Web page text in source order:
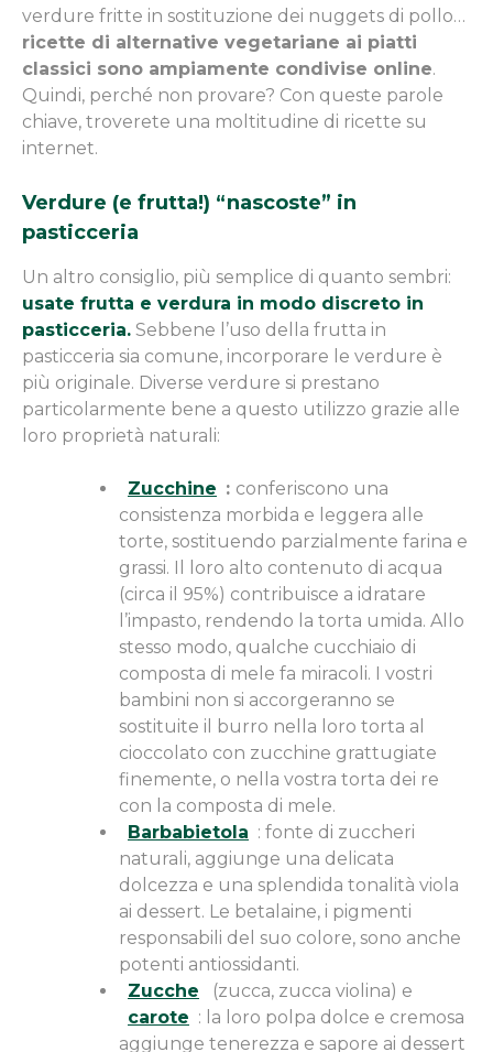
verdure fritte in sostituzione dei nuggets di pollo…
ricette di alternative vegetariane ai piatti
classici sono ampiamente condivise online.
Quindi, perché non provare? Con queste parole
chiave, troverete una moltitudine di ricette su
internet.
Verdure (e frutta!) “nascoste” in
pasticceria
Un altro consiglio, più semplice di quanto sembri:
usate frutta e verdura in modo discreto in
pasticceria. Sebbene l’uso della frutta in
pasticceria sia comune, incorporare le verdure è
più originale. Diverse verdure si prestano
particolarmente bene a questo utilizzo grazie alle
loro proprietà naturali:
Zucchine : conferiscono una
consistenza morbida e leggera alle
torte, sostituendo parzialmente farina e
grassi. Il loro alto contenuto di acqua
(circa il 95%) contribuisce a idratare
l’impasto, rendendo la torta umida. Allo
stesso modo, qualche cucchiaio di
composta di mele fa miracoli. I vostri
bambini non si accorgeranno se
sostituite il burro nella loro torta al
cioccolato con zucchine grattugiate
finemente, o nella vostra torta dei re
con la composta di mele.
Barbabietola : fonte di zuccheri
naturali, aggiunge una delicata
dolcezza e una splendida tonalità viola
ai dessert. Le betalaine, i pigmenti
responsabili del suo colore, sono anche
potenti antiossidanti.
Zucche
(zucca, zucca violina) e
carote : la loro polpa dolce e cremosa
aggiunge tenerezza e sapore ai dessert